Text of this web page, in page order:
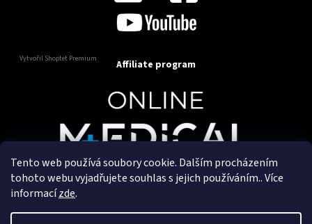
Tento web používá soubory cookie. Dalším procházením
tohoto webu vyjadřujete souhlas s jejich používáním.. Více
informacízde.
Vytvořil Shoptet Premium Affiliate program
Copyright 2025OnlineMedical.cz. Všechna práva
Vytvořil a marketingově zajišťuje